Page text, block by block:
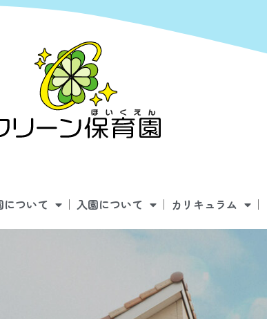
について 入園について カリキュラム